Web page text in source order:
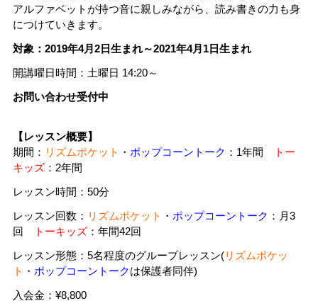
アルファベットが持つ音に親しみながら、読み書きの力も身
につけていきます。
対象：2019年4月2日生まれ～2021年4月1日生まれ
開講曜日時間：土曜日 14:20～
お問い合わせ受付中
【レッスン概要】
期間： リズムポケット ・ ポップコーントーク ：1年間
トー
キッズ：2年間
レッスン時間：50分
レッスン回数： リズムポケット ・ ポップコーントーク ：月3
回
トーキッズ：年間42回
レッスン形態：5名程度のグループレッスン(リズムポケッ
ト ・ ポップコーントークは保護者同伴)
入会金：¥8,800